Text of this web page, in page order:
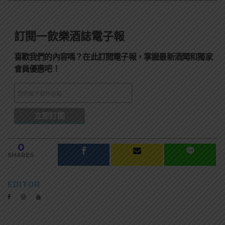
訂閱一飲樂酒誌電子報
喜歡我們的內容嗎？在此訂閱電子報，掌握最新酒聞和獨家
會員優惠吧！
0
SHARES
EDITOR